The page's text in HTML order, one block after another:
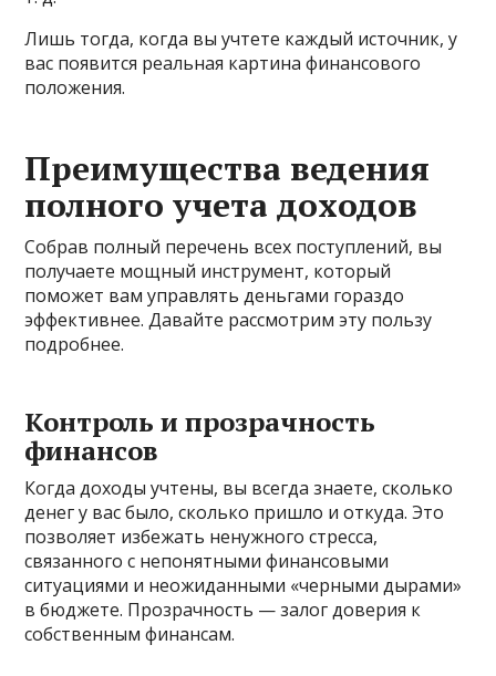
Лишь тогда, когда вы учтете каждый источник, у
вас появится реальная картина финансового
положения.
Преимущества ведения
полного учета доходов
Собрав полный перечень всех поступлений, вы
получаете мощный инструмент, который
поможет вам управлять деньгами гораздо
эффективнее. Давайте рассмотрим эту пользу
подробнее.
Контроль и прозрачность
финансов
Когда доходы учтены, вы всегда знаете, сколько
денег у вас было, сколько пришло и откуда. Это
позволяет избежать ненужного стресса,
связанного с непонятными финансовыми
ситуациями и неожиданными «черными дырами»
в бюджете. Прозрачность — залог доверия к
собственным финансам.